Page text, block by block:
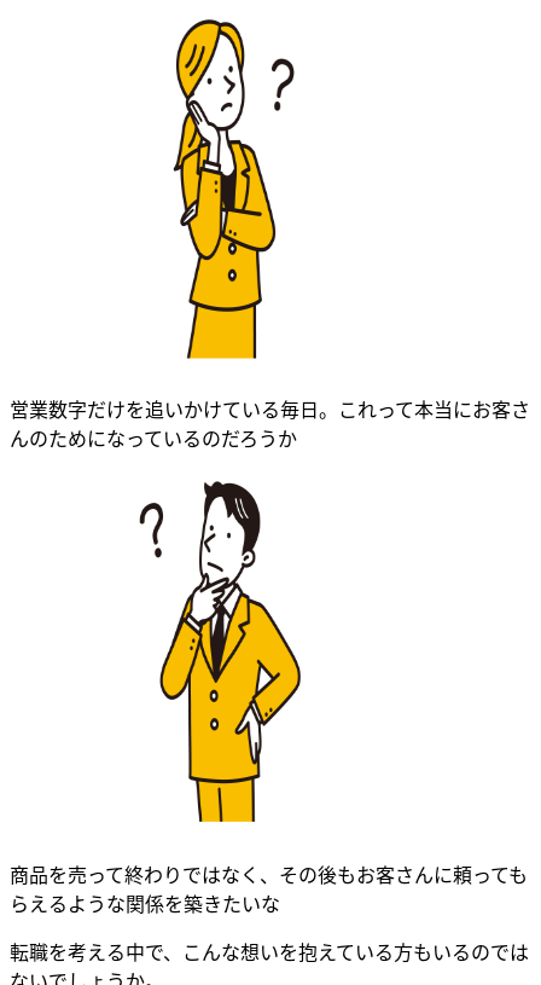
営業数字だけを追いかけている毎日。これって本当にお客さ
んのためになっているのだろうか
商品を売って終わりではなく、その後もお客さんに頼っても
らえるような関係を築きたいな
転職を考える中で、こんな想いを抱えている方もいるのでは